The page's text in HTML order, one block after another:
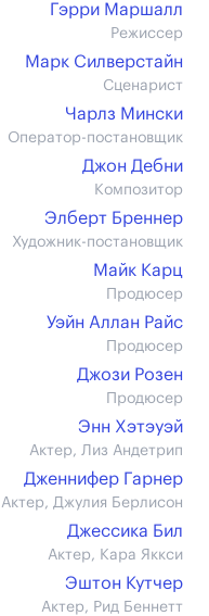
Гэрри Маршалл
Режиссер
Марк Силверстайн
Сценарист
Чарлз Мински
Оператор-постановщик
Джон Дебни
Композитор
Элберт Бреннер
Художник-постановщик
Майк Карц
Продюсер
Уэйн Аллан Райс
Продюсер
Джози Розен
Продюсер
Энн Хэтэуэй
Актер, Лиз Андетрип
Дженнифер Гарнер
Актер, Джулия Берлисон
Джессика Бил
Актер, Кара Яккси
Эштон Кутчер
Актер, Рид Беннетт